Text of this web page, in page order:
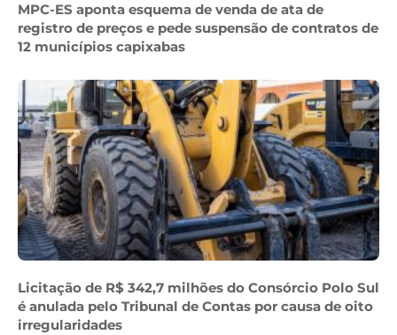
MPC-ES aponta esquema de venda de ata de
registro de preços e pede suspensão de contratos de
12 municípios capixabas
Licitação de R$ 342,7 milhões do Consórcio Polo Sul
é anulada pelo Tribunal de Contas por causa de oito
irregularidades